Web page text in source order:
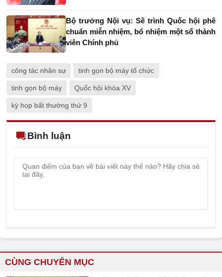
Bộ trưởng Nội vụ: Sẽ trình Quốc hội phê
chuẩn miễn nhiệm, bổ nhiệm một số thành
viên Chính phủ
công tác nhân sự tinh gọn bộ máy tổ chức
tinh gọn bộ máy Quốc hội khóa XV
kỳ họp bất thường thứ 9
Bình luận
CÙNG CHUYÊN MỤC